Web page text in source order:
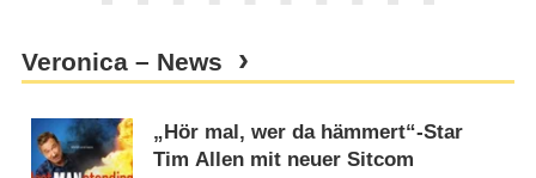
Veronica – News
„Hör mal, wer da hämmert“-Star
Tim Allen mit neuer Sitcom